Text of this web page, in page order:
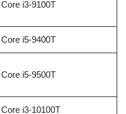
i3-9100T
i5-9400T
i5-9500T
i3-10100T